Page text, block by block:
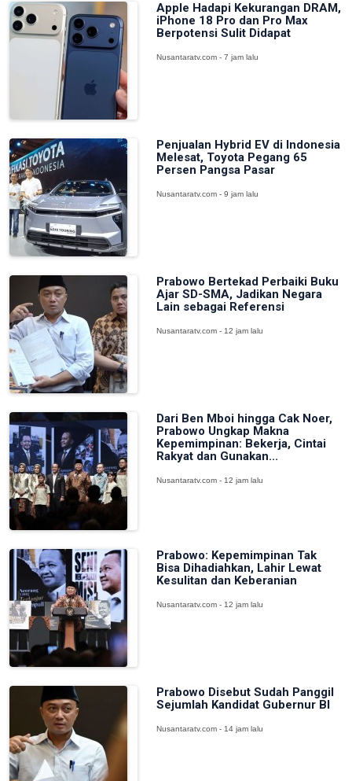
Apple Hadapi Kekurangan DRAM,
iPhone 18 Pro dan Pro Max
Berpotensi Sulit Didapat
Nusantaratv.com - 7 jam lalu
Penjualan Hybrid EV di Indonesia
Melesat, Toyota Pegang 65
Persen Pangsa Pasar
Nusantaratv.com - 9 jam lalu
Prabowo Bertekad Perbaiki Buku
Ajar SD-SMA, Jadikan Negara
Lain sebagai Referensi
Nusantaratv.com - 12 jam lalu
Dari Ben Mboi hingga Cak Noer,
Prabowo Ungkap Makna
Kepemimpinan: Bekerja, Cintai
Rakyat dan Gunakan...
Nusantaratv.com - 12 jam lalu
Prabowo: Kepemimpinan Tak
Bisa Dihadiahkan, Lahir Lewat
Kesulitan dan Keberanian
Nusantaratv.com - 12 jam lalu
Prabowo Disebut Sudah Panggil
Sejumlah Kandidat Gubernur BI
Nusantaratv.com - 14 jam lalu